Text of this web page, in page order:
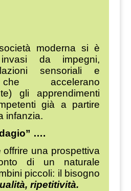
moderna si è
invasi da impegni,
sensoriali e
accelerano
gli apprendimenti
già a partire
infanzia.
….
offrire una prospettiva
di un naturale
piccoli: il bisogno
ripetitività.